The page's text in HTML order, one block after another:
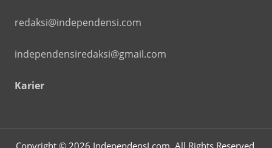
redaksi@independensi.com
independensiredaksi@gmail.com
Karier
Copyright © 2026 IndependensI.com. All Rights Reserved.